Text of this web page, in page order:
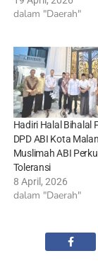
dalam "Daerah"
Hadiri Halal Bihalal
DPD ABI Kota
Muslimah ABI
Toleransi
8 April, 2026
dalam "Daerah"